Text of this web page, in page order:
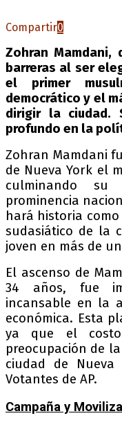
Compartir0
Zohran
barreras al ser
el primer
democrático y el
dirigir la ciudad.
profundo en la
Zohran Mamdani
de Nueva York el
culminando
prominencia
hará historia
sudasiático de la
joven en más de
El ascenso de
34 años, fue
incansable en la
económica. Esta
ya que el
preocupación de
ciudad de
Votantes de AP.
Campaña y